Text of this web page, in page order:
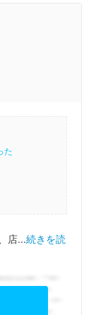
た
店...続きを読